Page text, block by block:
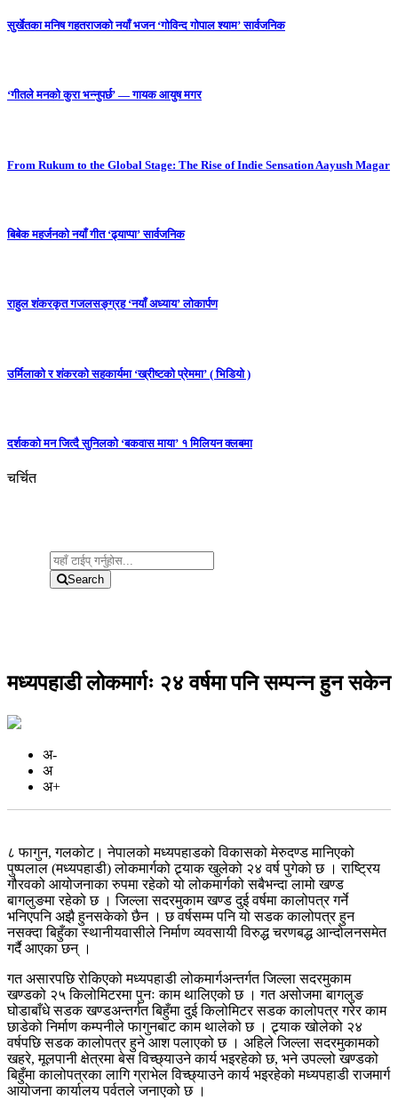
सुर्खेतका मनिष गहतराजको नयाँ भजन ‘गोविन्द गोपाल श्याम’ सार्वजनिक
‘गीतले मनको कुरा भन्नुपर्छ’ — गायक आयुष मगर
From Rukum to the Global Stage: The Rise of Indie Sensation Aayush Magar
बिबेक महर्जनको नयाँ गीत ‘ढ्याप्पा’ सार्वजनिक
राहुल शंकरकृत गजलसङ्ग्रह ‘नयाँ अध्याय’ लोकार्पण
उर्मिलाको र शंकरको सहकार्यमा ‘ख्रीष्टको प्रेममा’ ( भिडियो )
दर्शकको मन जित्दै सुनिलको ‘बकवास माया’ १ मिलियन क्लबमा
चर्चित
Search
मध्यपहाडी लोकमार्गः २४ वर्षमा पनि सम्पन्न हुन सकेन
अ-
अ
अ+
८ फागुन, गलकोट। नेपालको मध्यपहाडको विकासको मेरुदण्ड मानिएको
पुष्पलाल (मध्यपहाडी) लोकमार्गको ट्र्याक खुलेको २४ वर्ष पुगेको छ । राष्ट्रिय
गौरवको आयोजनाका रुपमा रहेको यो लोकमार्गको सबैभन्दा लामो खण्ड
बागलुङमा रहेको छ । जिल्ला सदरमुकाम खण्ड दुई वर्षमा कालोपत्र गर्ने
भनिएपनि अझै हुनसकेको छैन । छ वर्षसम्म पनि यो सडक कालोपत्र हुन
नसक्दा बिहुँका स्थानीयवासीले निर्माण व्यवसायी विरुद्ध चरणबद्ध आन्दोलनसमेत
गर्दै आएका छन् ।
गत असारपछि रोकिएको मध्यपहाडी लोकमार्गअन्तर्गत जिल्ला सदरमुकाम
खण्डको २५ किलोमिटरमा पुनः काम थालिएको छ । गत असोजमा बागलुङ
घोडाबाँधे सडक खण्डअन्तर्गत बिहुँमा दुई किलोमिटर सडक कालोपत्र गरेर काम
छाडेको निर्माण कम्पनीले फागुनबाट काम थालेको छ । ट्र्याक खोलेको २४
वर्षपछि सडक कालोपत्र हुने आश पलाएको छ । अहिले जिल्ला सदरमुकामको
खहरे, मूलपानी क्षेत्रमा बेस विच्छ्याउने कार्य भइरहेको छ, भने उपल्लो खण्डको
बिहुँमा कालोपत्रका लागि ग्राभेल विच्छ्याउने कार्य भइरहेको मध्यपहाडी राजमार्ग
आयोजना कार्यालय पर्वतले जनाएको छ ।